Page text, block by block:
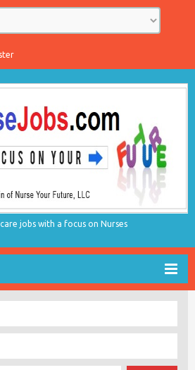
jobs with a focus on Nurses